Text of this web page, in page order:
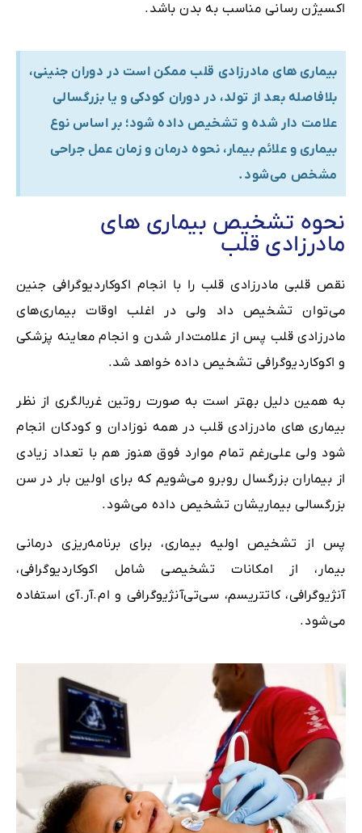
اکسیژن رسانی مناسب به بدن باشد.
بیماری های مادرزادی قلب ممکن است در دوران جنینی،
بلافاصله بعد از تولد، در دوران کودکی و یا بزرگسالی
علامت ‌دار شده و تشخیص داده شود؛ بر اساس نوع
بیماری و علائم بیمار، نحوه‌ درمان و زمان عمل جراحی
مشخص می‌شود.
نحوه تشخیص بیماری های
مادرزادی قلب
نقص قلبی مادرزادی قلب را با انجام اکوکاردیوگرافی جنین
می‌توان تشخیص داد ولی در اغلب اوقات بیماری‌های
مادرزادی قلب پس از علامت‌دار شدن و انجام معاینه‌ پزشکی
و اکوکاردیوگرافی تشخیص داده‌ خواهد شد.
به همین دلیل بهتر است به صورت روتین غربالگری از نظر
بیماری های مادرزادی قلب در همه‌ نوزادان و کودکان انجام
شود ولی علی‌رغم تمام موارد فوق هنوز هم با تعداد زیادی
از بیماران بزرگسال روبرو می‌شویم که برای اولین بار در سن
بزرگسالی بیماریشان تشخیص داده می‌شود.
پس از تشخیص اولیه بیماری، برای برنامه‌ریزی درمانی
بیمار، از امکانات تشخیصی شامل اکوکاردیوگرافی،
آنژیوگرافی،‌ کاتتریسم،‌ سی‌تی‌آنژیوگرافی و ام.آر.آی استفاده
می‌شود.